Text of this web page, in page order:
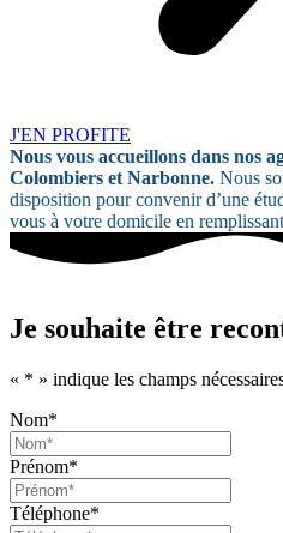
J'EN PROFITE
Nous vous accueillons dans nos
Colombiers et Narbonne. Nous
disposition pour convenir d’une
vous à votre domicile en
Je souhaite être
« * » indique les champs
Nom*
Prénom*
Téléphone*